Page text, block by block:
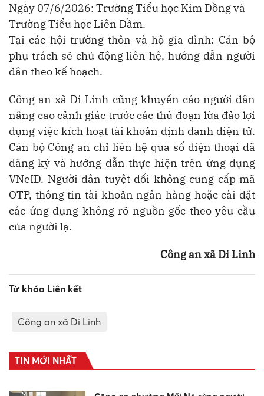
Ngày 07/6/2026: Trường Tiểu học Kim Đồng và
Trường Tiểu học Liên Đầm.
Tại các hội trường thôn và hộ gia đình: Cán bộ
phụ trách sẽ chủ động liên hệ, hướng dẫn người
dân theo kế hoạch.
Công an xã Di Linh cũng khuyến cáo người dân
nâng cao cảnh giác trước các thủ đoạn lừa đảo lợi
dụng việc kích hoạt tài khoản định danh điện tử.
Cán bộ Công an chỉ liên hệ qua số điện thoại đã
đăng ký và hướng dẫn thực hiện trên ứng dụng
VNeID. Người dân tuyệt đối không cung cấp mã
OTP, thông tin tài khoản ngân hàng hoặc cài đặt
các ứng dụng không rõ nguồn gốc theo yêu cầu
của người lạ.
Công an xã Di Linh
Từ khóa Liên kết
Công an xã Di Linh
TIN MỚI NHẤT